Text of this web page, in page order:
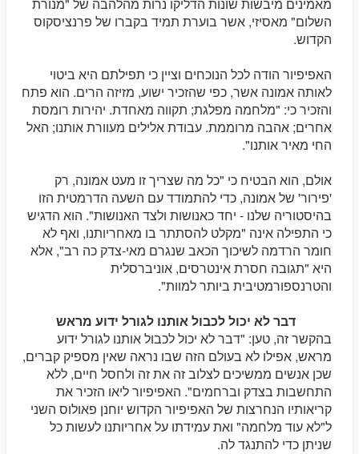
השלום" מאסיזי, אשר בוערת תמיד בקברו של פרנציסקוס
הקדוש.
האפיפיור הודה לכל הנוכחים וציין כי תפילתם היא ביטוי
לאותה אמונה אשר, כפי שהזכיר ישוע, מזיזה הרים. הוא פתח
והזכיר כי: "מלחמה מפלגת; תקווה מאחדת. יהירות רומסת
אחרים; אהבה מרוממת. עבודת אלילים מעוורת אותנו; האל
החי מאיר אותנו".
אולם, הוא הבטיח כי "כל מה שצריך זו מעט אמונה, רק
'פירור' של אמונה, כדי להתמודד עם השעה הדרמטית הזו
בהיסטוריה שלנו - יחד כאנושות ולצד האנושות". הוא הדגיש
כי התפילה אינה "מקלט להסתתר בו מאחריותנו, ואף לא
חומר הרדמה לשיכוך הכאב שנגרם מאי-צדק כה רב", אלא
היא "תגובה חסרת אינטרסים, אוניברסלית
והטרנספורמטיבית ביותר למוות".
דבר לא יכול לכבול אותנו לגורל ידוע מראש
בהקשר זה, טען: "דבר לא יכול לכבול אותנו לגורל ידוע
מראש, אפילו לא בעולם הזה שבו נראה שאין מספיק קברים,
שכן אנשים ממשיכים לצלוב זה את זה ולחסל חיים, ללא
התחשבות בצדק וברחמים". האפיפיור ליאו הזכיר את
קריאותיו הנחרצות של האפיפיור הקדוש יוחנן פאולוס השני
ל"לא עוד מלחמה" ואת עמידתו על אחריותנו לעשות כל
שניתן כדי להתנגד לה.